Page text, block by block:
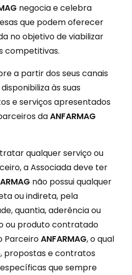
negocia e celebra
que podem oferecer
no objetivo de viabilizar
competitivas.
a partir dos seus canais
disponibiliza às suas
e serviços apresentados
daANFARMAG
qualquer serviço ou
a Associada deve ter
não possui qualquer
ou indireta, pela
quantia, aderência ou
ou produto contratado
ParceiroANFARMAG, o qual
propostas e contratos
que sempre